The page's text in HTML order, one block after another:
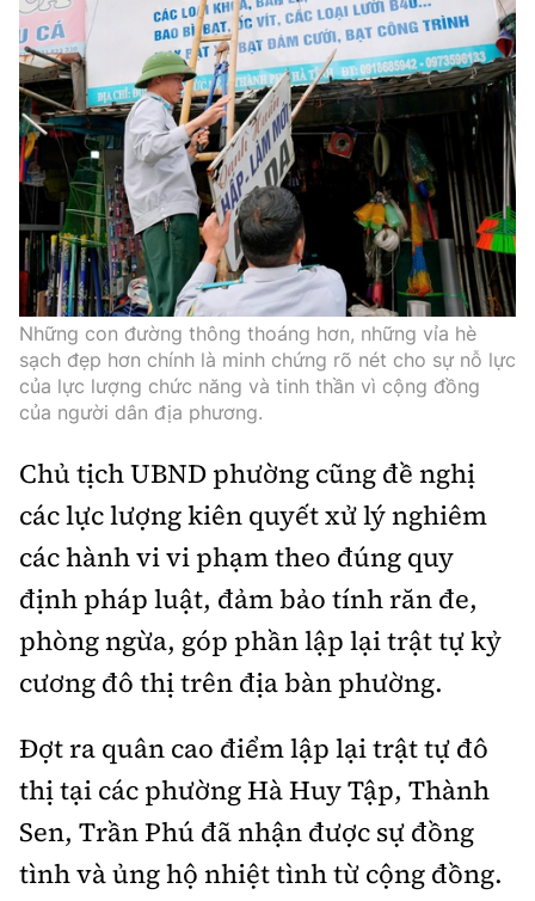
Những con đường thông thoáng hơn, những vỉa hè
sạch đẹp hơn chính là minh chứng rõ nét cho sự nỗ lực
của lực lượng chức năng và tinh thần vì cộng đồng
của người dân địa phương.
Chủ tịch UBND phường cũng đề nghị
các lực lượng kiên quyết xử lý nghiêm
các hành vi vi phạm theo đúng quy
định pháp luật, đảm bảo tính răn đe,
phòng ngừa, góp phần lập lại trật tự kỷ
cương đô thị trên địa bàn phường.
Đợt ra quân cao điểm lập lại trật tự đô
thị tại các phường Hà Huy Tập, Thành
Sen, Trần Phú đã nhận được sự đồng
tình và ủng hộ nhiệt tình từ cộng đồng.